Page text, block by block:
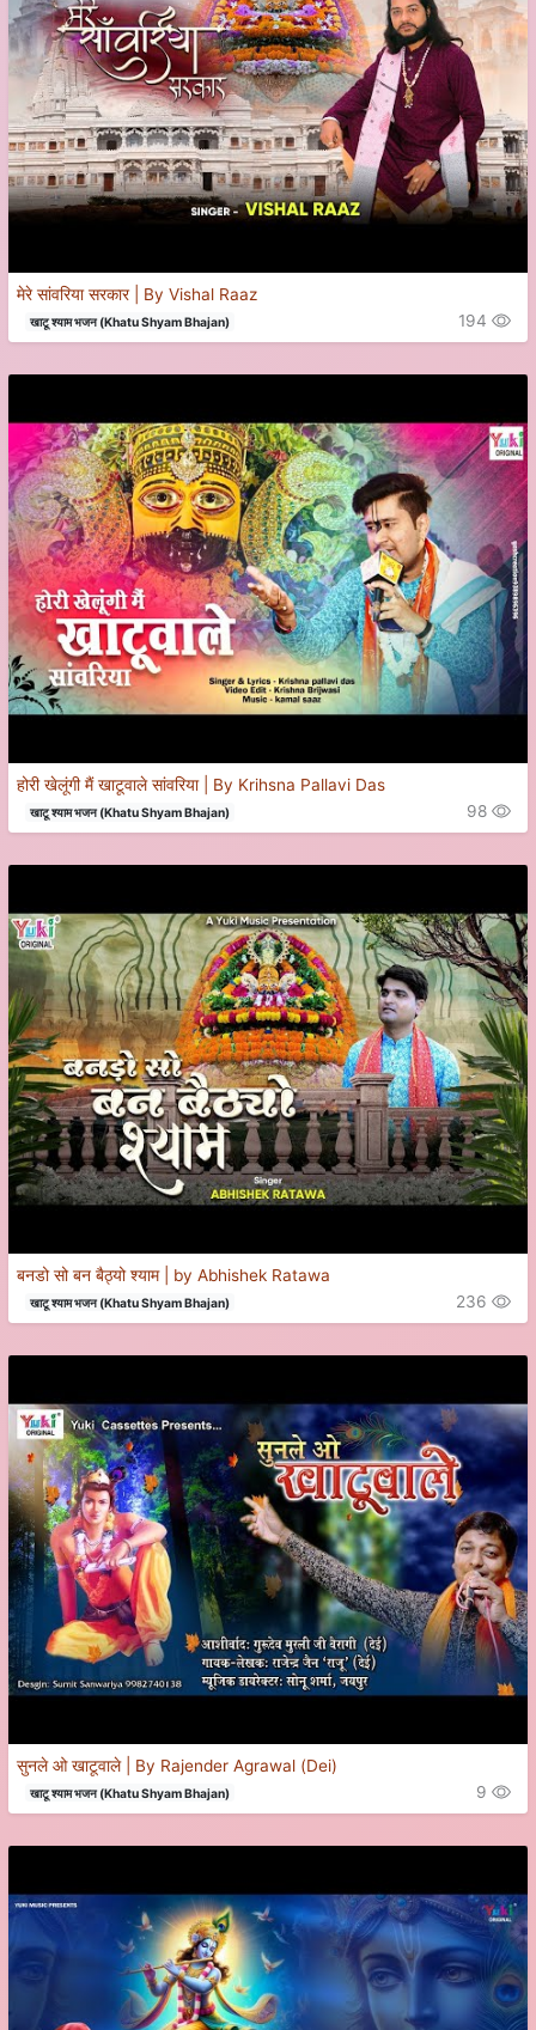
मेरे सांवरिया सरकार | By Vishal Raaz
खाटू श्याम भजन (Khatu Shyam Bhajan) 194
होरी खेलूंगी मैं खाटूवाले सांवरिया | By Krihsna Pallavi Das
खाटू श्याम भजन (Khatu Shyam Bhajan) 98
बनडो सो बन बैठ्यो श्याम | by Abhishek Ratawa
खाटू श्याम भजन (Khatu Shyam Bhajan) 236
सुनले ओ खाटूवाले | By Rajender Agrawal (Dei)
खाटू श्याम भजन (Khatu Shyam Bhajan) 9